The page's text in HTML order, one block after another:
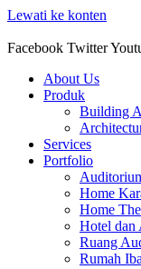
Lewati ke konten
Facebook Twitter
About Us
Produk
Building
Services
Portfolio
Home
Home
Hotel dan
Ruang
Rumah